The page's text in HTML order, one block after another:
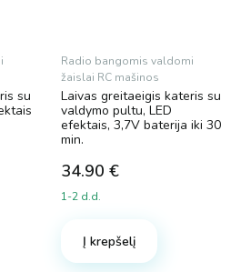
su
Radio bangomis valdomi
žaislai RC mašinos
Laivas greitaeigis kateris su
valdymo pultu, LED
efektais, 3,7V baterija iki 30
min.
34.90 €
1-2 d.d.
Į krepšelį